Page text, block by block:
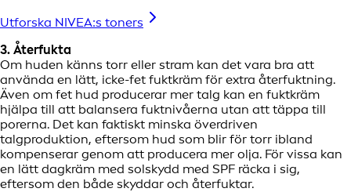
Utforska NIVEA:s toners
3. Återfukta
Om huden känns torr eller stram kan det vara bra att
använda en lätt, icke-fet fuktkräm för extra återfuktning.
Även om fet hud producerar mer talg kan en fuktkräm
hjälpa till att balansera fuktnivåerna utan att täppa till
porerna. Det kan faktiskt minska överdriven
talgproduktion, eftersom hud som blir för torr ibland
kompenserar genom att producera mer olja. För vissa kan
en lätt dagkräm med solskydd med SPF räcka i sig,
eftersom den både skyddar och återfuktar.